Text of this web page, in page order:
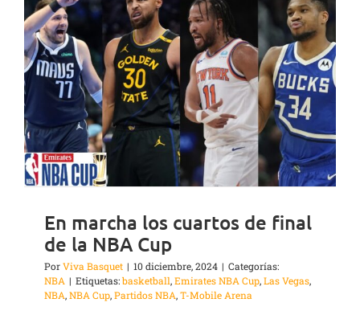
En marcha los cuartos de final
de la NBA Cup
PorViva Basquet | 10 diciembre, 2024 | Categorías:
NBA | Etiquetas:basketball,Emirates NBA Cup,Las Vegas,
NBA,NBA Cup,Partidos NBA,T-Mobile Arena